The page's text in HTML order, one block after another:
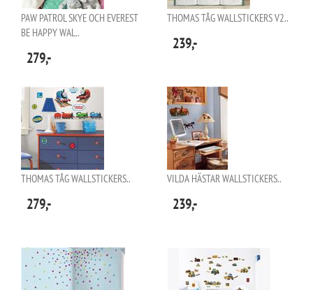
PAW PATROL SKYE OCH EVEREST
BE HAPPY WAL..
279,-
THOMAS TÅG WALLSTICKERS V2..
239,-
THOMAS TÅG WALLSTICKERS..
279,-
VILDA HÄSTAR WALLSTICKERS..
239,-